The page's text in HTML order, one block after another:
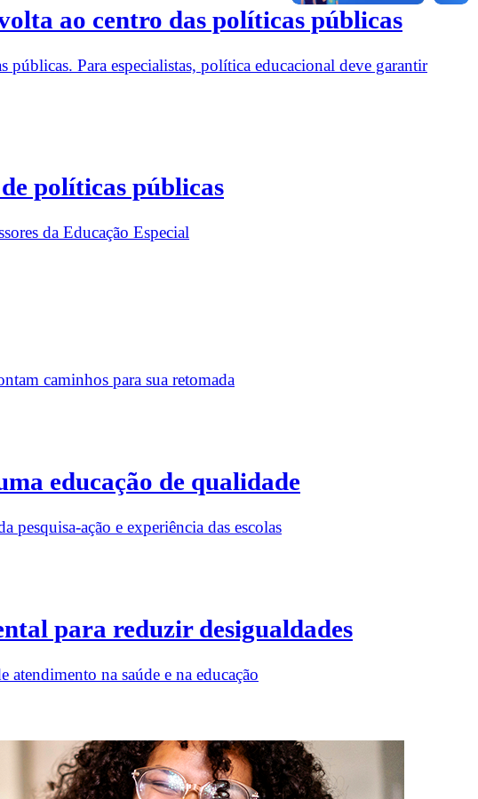
ao centro das políticas públicas
Para especialistas, política educacional deve garantir
políticas públicas
da Educação Especial
caminhos para sua retomada
educação de qualidade
pesquisa-ação e experiência das escolas
para reduzir desigualdades
na saúde e na educação